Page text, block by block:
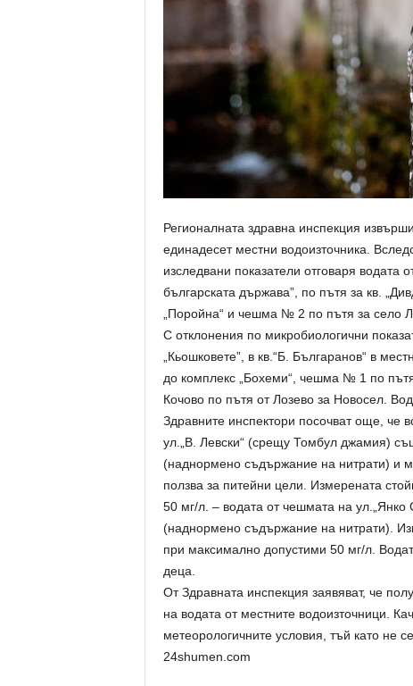
Регионалната здравна инспекция
единадесет местни водоизточника.
изследвани показатели отговаря
българската държава”, по пътя за кв.
„Поройна“ и чешма № 2 по пътя за село
С отклонения по микробиологични
„Кьошковете”, в кв.“Б. Българанов“ в
до комплекс „Бохеми“, чешма № 1 по
Кочово по пътя от Лозево за Новосел.
Здравните инспектори посочват още, че
ул.„В. Левски“ (срещу Томбул джамия)
(наднормено съдържание на нитрати) и
ползва за питейни цели. Измерената
50 мг/л. – водата от чешмата на ул.„Янко
(наднормено съдържание на нитрати).
при максимално допустими 50 мг/л.
деца.
От Здравната инспекция заявяват, че
на водата от местните водоизточници.
метеорологичните условия, тъй като не
24shumen.com